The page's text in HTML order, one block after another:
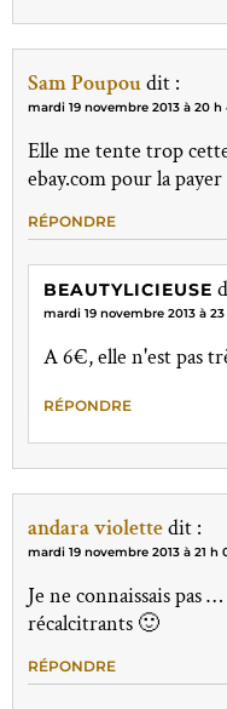
Sam Poupoudit :
mardi 19 novembre 2013 à 20 h
Elle me tente trop
ebay.com pour la
RÉPONDRE
BEAUTYLICIEUSE
mardi 19 novembre 2013 à
A 6€, elle n'est pas
RÉPONDRE
andara violettedit :
mardi 19 novembre 2013 à 21 h
Je ne connaissais pas
récalcitrants 🙂
RÉPONDRE